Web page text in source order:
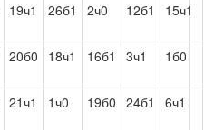
19ч1 26б1 2ч0 12б1 15ч1
20б0 18ч1 16б1 3ч1 1б0
21ч1 1ч0 19б0 24б1 6ч1